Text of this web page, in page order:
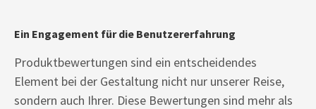
Ein Engagement für die Benutzererfahrung
Produktbewertungen sind ein entscheidendes
Element bei der Gestaltung nicht nur unserer Reise,
sondern auch Ihrer. Diese Bewertungen sind mehr als